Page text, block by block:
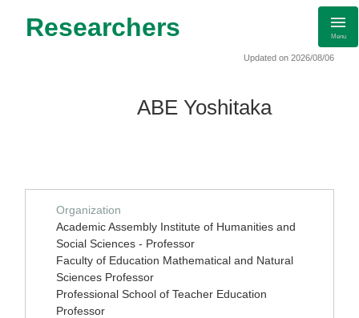
Researchers Menu
Updated on 2026/08/06
ABE Yoshitaka
Organization
Academic Assembly Institute of Humanities and
Social Sciences - Professor
Faculty of Education Mathematical and Natural
Sciences Professor
Professional School of Teacher Education
Professor